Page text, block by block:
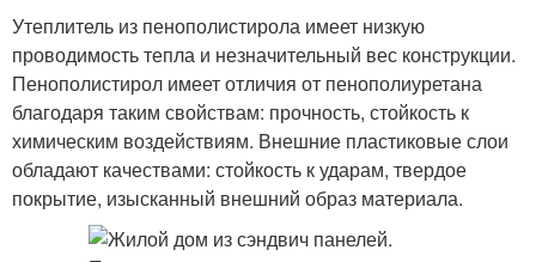
Утеплитель из пенополистирола имеет низкую
проводимость тепла и незначительный вес конструкции.
Пенополистирол имеет отличия от пенополиуретана
благодаря таким свойствам: прочность, стойкость к
химическим воздействиям. Внешние пластиковые слои
обладают качествами: стойкость к ударам, твердое
покрытие, изысканный внешний образ материала.